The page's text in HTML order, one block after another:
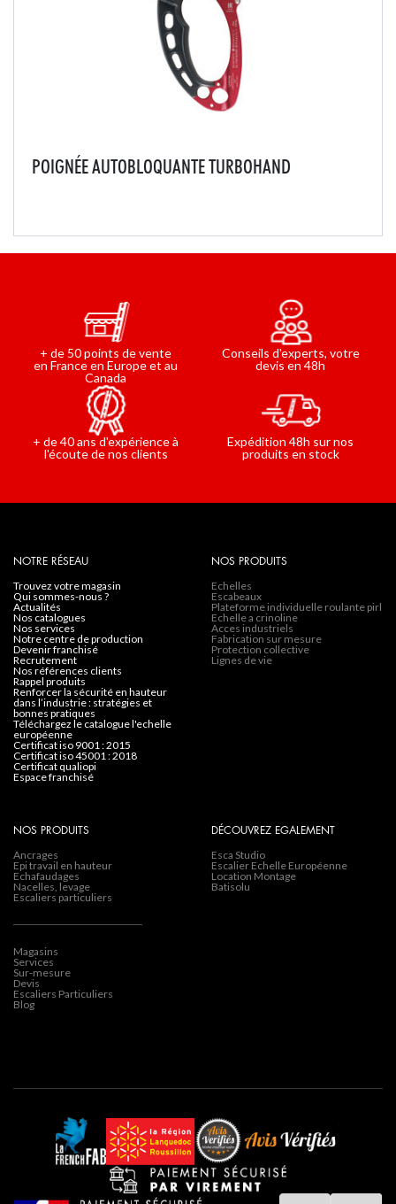
POIGNÉE AUTOBLOQUANTE TURBOHAND
de montée sur corde.Elle est équipée d'une p...
+ de 50 points de vente
en France en Europe et au
Canada
Conseils d'experts, votre
devis en 48h
+ de 40 ans d'expérience à
l'écoute de nos clients
Expédition 48h sur nos
produits en stock
NOTRE RÉSEAU
trouvez votre magasin
qui sommes-nous ?
actualités
nos catalogues
nos services
notre centre de production
devenir franchisé
recrutement
nos références clients
rappel produits
renforcer la sécurité en hauteur
dans l’industrie : stratégies et
bonnes pratiques
téléchargez le catalogue l'echelle
européenne
certificat iso 9001 : 2015
certificat iso 45001 : 2018
certificat qualiopi
espace franchisé
NOS PRODUITS
Echelles
Escabeaux
Plateforme individuelle roulante pirl
Echelle a crinoline
Acces industriels
Fabrication sur mesure
Protection collective
Lignes de vie
NOS PRODUITS
Ancrages
Epi travail en hauteur
Echafaudages
Nacelles, levage
Escaliers particuliers
Magasins
Services
Sur-mesure
Devis
Escaliers Particuliers
Blog
DÉCOUVREZ EGALEMENT
Esca Studio
Escalier Echelle Européenne
Location Montage
Batisolu